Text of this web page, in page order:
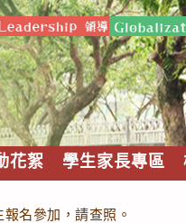
花絮 學生家長專區
名參加，請查照。